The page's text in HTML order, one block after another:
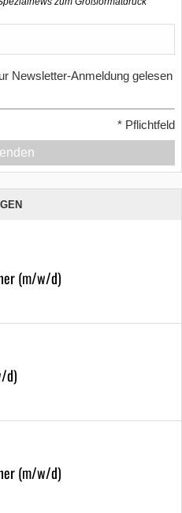
Newsletter-Anmeldung gelesen
* Pflichtfeld
(m/w/d)
d)
(m/w/d)